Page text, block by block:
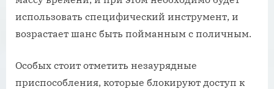
использовать специфический инструмент, и
возрастает шанс быть пойманным с поличным.
Особых стоит отметить незаурядные
приспособления, которые блокируют доступ к